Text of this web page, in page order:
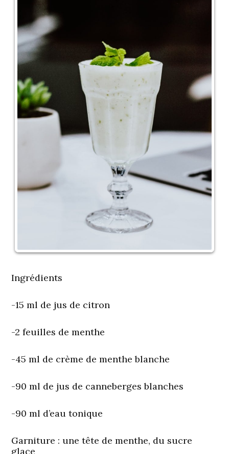
Ingrédients
-15 ml de jus de citron
-2 feuilles de menthe
-45 ml de crème de menthe blanche
-90 ml de jus de canneberges blanches
-90 ml d’eau tonique
Garniture : une tête de menthe, du sucre
glace